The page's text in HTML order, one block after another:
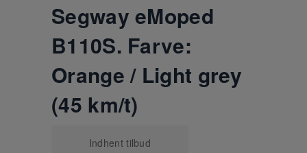
Segway eMoped
B110S. Farve:
Orange / Light grey
(45 km/t)
Indhent tilbud